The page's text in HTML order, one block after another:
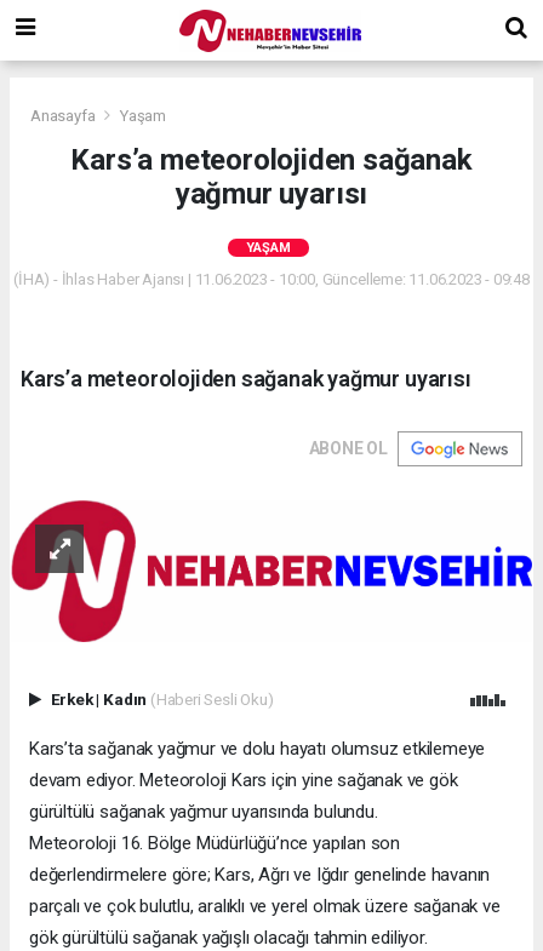
Anasayfa Yaşam
Kars’a meteorolojiden sağanak
yağmur uyarısı
YAŞAM
(İHA) - İhlas Haber Ajansı | 11.06.2023 - 10:00, Güncelleme: 11.06.2023 - 09:48
Kars’a meteorolojiden sağanak yağmur uyarısı
ABONE OL
Erkek| Kadın (Haberi Sesli Oku)
Kars’ta sağanak yağmur ve dolu hayatı olumsuz etkilemeye
devam ediyor. Meteoroloji Kars için yine sağanak ve gök
gürültülü sağanak yağmur uyarısında bulundu.
Meteoroloji 16. Bölge Müdürlüğü’nce yapılan son
değerlendirmelere göre; Kars, Ağrı ve Iğdır genelinde havanın
parçalı ve çok bulutlu, aralıklı ve yerel olmak üzere sağanak ve
gök gürültülü sağanak yağışlı olacağı tahmin ediliyor.